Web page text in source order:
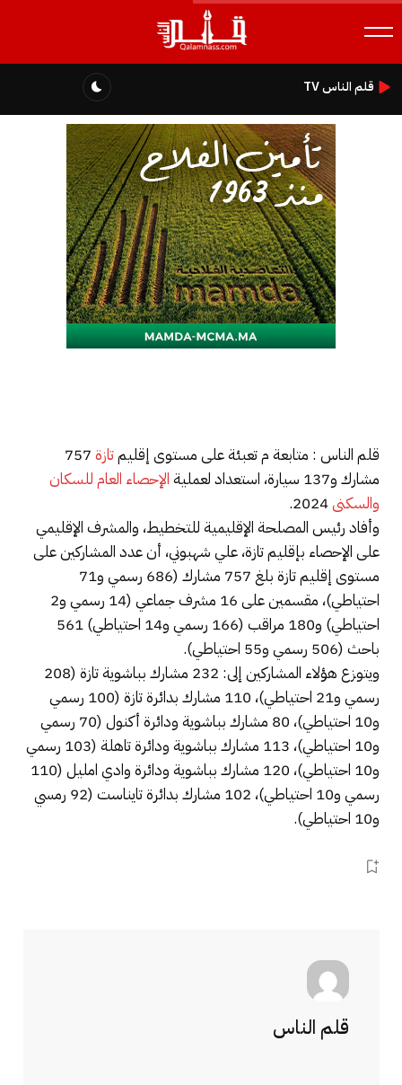
قلم الناس TV
قلم الناس : متابعة م تعبئة على مستوى إقليمتازة 757
مشارك و137 سيارة، استعداد لعملية
الإحصاء العام للسكان
والسكنى2024.
وأفاد رئيس المصلحة الإقليمية للتخطيط، والمشرف الإقليمي
على الإحصاء بإقليم تازة، علي شهبوني، أن عدد المشاركين على
مستوى إقليم تازة بلغ 757 مشارك (686 رسمي و71
احتياطي)، مقسمين على 16 مشرف جماعي (14 رسمي و2
احتياطي) و180 مراقب (166 رسمي و14 احتياطي) 561
باحث (506 رسمي و55 احتياطي).
ويتوزع هؤلاء المشاركين إلى: 232 مشارك بباشوية تازة (208
رسمي و21 احتياطي)، 110 مشارك بدائرة تازة (100 رسمي
و10 احتياطي)، 80 مشارك بباشوية ودائرة أكنول (70 رسمي
و10 احتياطي)، 113 مشارك بباشوية ودائرة تاهلة (103 رسمي
و10 احتياطي)، 120 مشارك بباشوية ودائرة وادي امليل (110
رسمي و10 احتياطي)، 102 مشارك بدائرة تايناست (92 رمسي
و10 احتياطي).
قلم الناس